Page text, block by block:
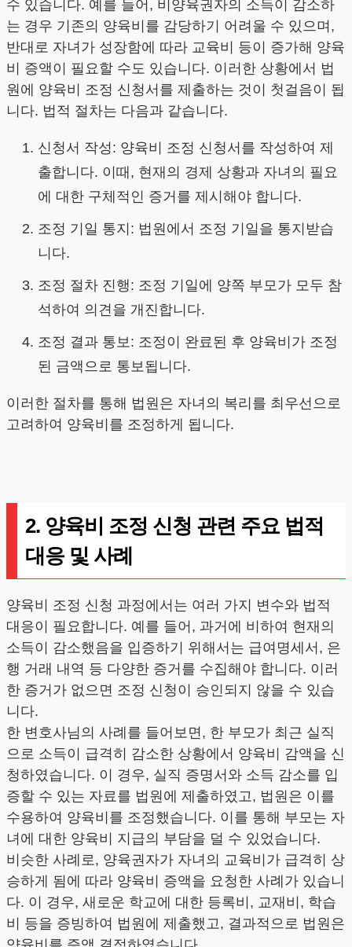
수 있습니다. 예를 들어, 비양육권자의 소득이 감소하
는 경우 기존의 양육비를 감당하기 어려울 수 있으며,
반대로 자녀가 성장함에 따라 교육비 등이 증가해 양육
비 증액이 필요할 수도 있습니다. 이러한 상황에서 법
원에 양육비 조정 신청서를 제출하는 것이 첫걸음이 됩
니다. 법적 절차는 다음과 같습니다.
신청서 작성: 양육비 조정 신청서를 작성하여 제
출합니다. 이때, 현재의 경제 상황과 자녀의 필요
에 대한 구체적인 증거를 제시해야 합니다.
조정 기일 통지: 법원에서 조정 기일을 통지받습
니다.
조정 절차 진행: 조정 기일에 양쪽 부모가 모두 참
석하여 의견을 개진합니다.
조정 결과 통보: 조정이 완료된 후 양육비가 조정
된 금액으로 통보됩니다.
이러한 절차를 통해 법원은 자녀의 복리를 최우선으로
고려하여 양육비를 조정하게 됩니다.
2. 양육비 조정 신청 관련 주요 법적
대응 및 사례
양육비 조정 신청 과정에서는 여러 가지 변수와 법적
대응이 필요합니다. 예를 들어, 과거에 비하여 현재의
소득이 감소했음을 입증하기 위해서는 급여명세서, 은
행 거래 내역 등 다양한 증거를 수집해야 합니다. 이러
한 증거가 없으면 조정 신청이 승인되지 않을 수 있습
니다.
한 변호사님의 사례를 들어보면, 한 부모가 최근 실직
으로 소득이 급격히 감소한 상황에서 양육비 감액을 신
청하였습니다. 이 경우, 실직 증명서와 소득 감소를 입
증할 수 있는 자료를 법원에 제출하였고, 법원은 이를
수용하여 양육비를 조정했습니다. 이를 통해 부모는 자
녀에 대한 양육비 지급의 부담을 덜 수 있었습니다.
비슷한 사례로, 양육권자가 자녀의 교육비가 급격히 상
승하게 됨에 따라 양육비 증액을 요청한 사례가 있습니
다. 이 경우, 새로운 학교에 대한 등록비, 교재비, 학습
비 등을 증빙하여 법원에 제출했고, 결과적으로 법원은